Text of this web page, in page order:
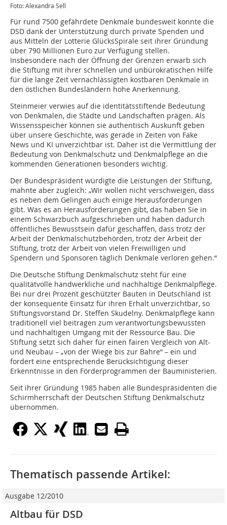
Foto: Alexandra Sell
Für rund 7500 gefährdete Denkmale bundesweit konnte die
DSD dank der Unterstützung durch private Spenden und
aus Mitteln der Lotterie GlücksSpirale seit ihrer Gründung
über 790 Millionen Euro zur Verfügung stellen.
Insbesondere nach der Öffnung der Grenzen erwarb sich
die Stiftung mit ihrer schnellen und unbürokratischen Hilfe
für die lange Zeit vernachlässigten kostbaren Denkmale in
den östlichen Bundesländern hohe Anerkennung.
Steinmeier verwies auf die identitätsstiftende Bedeutung
von Denkmalen, die Städte und Landschaften prägen. Als
Wissensspeicher können sie authentisch Auskunft geben
über unsere Geschichte, was gerade in Zeiten von Fake
News und KI unverzichtbar ist. Daher ist die Vermittlung der
Bedeutung von Denkmalschutz und Denkmalpflege an die
kommenden Generationen besonders wichtig.
Der Bundespräsident würdigte die Leistungen der Stiftung,
mahnte aber zugleich: „Wir wollen nicht verschweigen, dass
es neben dem Gelingen auch einige Herausforderungen
gibt. Was es an Herausforderungen gibt, das haben Sie in
einem Schwarzbuch aufgeschrieben und haben dadurch
öffentliches Bewusstsein dafür geschaffen, dass trotz der
Arbeit der Denkmalschutzbehörden, trotz der Arbeit der
Stiftung, trotz der Arbeit von vielen Freiwilligen und
Spendern und Sponsoren täglich Denkmale verloren gehen.“
Die Deutsche Stiftung Denkmalschutz steht für eine
qualitätvolle handwerkliche und nachhaltige Denkmalpflege.
Bei nur drei Prozent geschützter Bauten in Deutschland ist
der konsequente Einsatz für ihren Erhalt unverzichtbar, so
Stiftungsvorstand Dr. Steffen Skudelny. Denkmalpflege kann
traditionell viel beitragen zum verantwortungsbewussten
und nachhaltigen Umgang mit der Ressource Bau. Die
Stiftung setzt sich daher für einen fairen Vergleich von Alt-
und Neubau – „von der Wiege bis zur Bahre“ – ein und
fordert eine entsprechende Berücksichtigung dieser
Erkenntnisse in den Förderprogrammen der Bauministerien.
Seit ihrer Gründung 1985 haben alle Bundespräsidenten die
Schirmherrschaft der Deutschen Stiftung Denkmalschutz
übernommen.
Thematisch passende Artikel:
Ausgabe 12/2010
Altbau für DSD